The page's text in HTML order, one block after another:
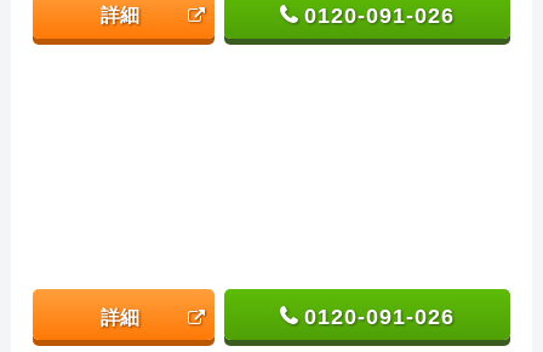
詳細 0120-091-026
詳細 0120-091-026